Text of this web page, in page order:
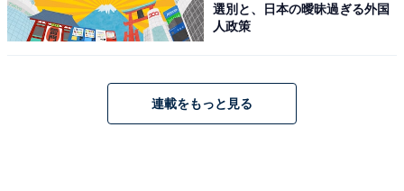
選別と、日本の曖昧過ぎる外国
人政策
連載をもっと見る